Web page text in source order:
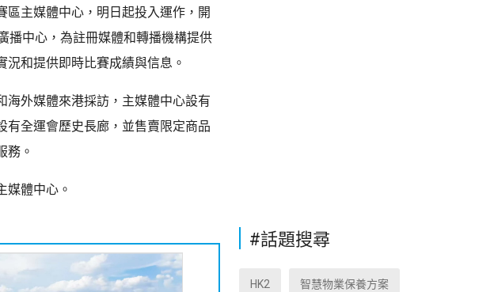
區主媒體中心，明日起投入運作，開
播中心，為註冊媒體和轉播機構提供
和提供即時比賽成績與信息。
海外媒體來港採訪，主媒體中心設有
有全運會歷史長廊，並售賣限定商品
務。
媒體中心。
#話題搜尋
HK2 智慧物業保養方案